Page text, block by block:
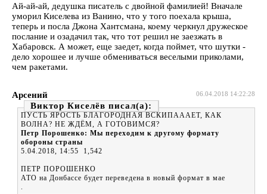
Ай-ай-ай, дедушка писатель с двойной фамилией! Вначале
уморил Киселева из Ванино, что у того поехала крыша,
теперь и посла Джона Хантсмана, коему черкнул дружеское
послание и озадачил так, что тот решил не заезжать в
Хабаровск. А может, еще заедет, когда поймет, что шутки -
дело хорошее и лучше обмениваться веселыми приколами,
чем ракетами.
06.04.2018 14:22:28
Арсений
Виктор Киселёв
ПУСТЬ ЯРОСТЬ БЛАГОРОДНАЯ ВСКИПАААЕТ, КАК
ВОЛНА? НЕ ЖДЁМ, А ГОТОВИМСЯ?
Петр Порошенко: Мы переходим к другому формату
обороны страны
5.04.2018, 14:55 1,542
ПЕТР ПОРОШЕНКО
АТО на Донбассе будет переведена в новый формат в мае